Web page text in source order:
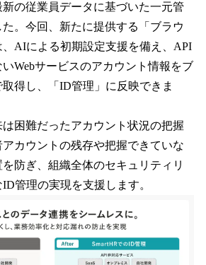
の従業員データに基づいた一元管
。今回、新たに提供する「ブラウ
AIによる初期設定支援を備え、API
Webサービスのアカウント情報をブ
得し、「ID管理」に反映できま
困難だったアカウント状況の把握
カウントの残存や把握できていな
防ぎ、組織全体のセキュリティリ
管理の実現を支援します。